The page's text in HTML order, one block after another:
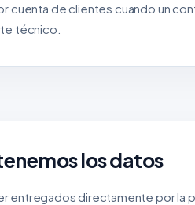
cuenta de clientes cuando un
técnico.
los datos
entregados directamente por la